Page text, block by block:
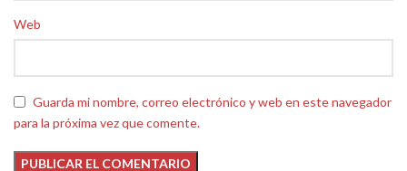
Web
Guarda mi nombre, correo electrónico y web en este navegador
para la próxima vez que comente.